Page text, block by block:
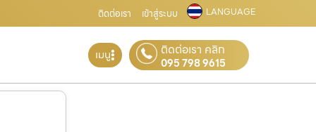
ติดต่อเรา เข้าสู่ระบบ LANGUAGE
เมนู ติดต่อเรา คลิก
095 798 9615